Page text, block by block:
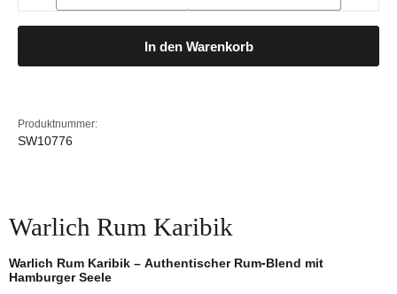
In den Warenkorb
Produktnummer:
SW10776
Warlich Rum Karibik
Warlich Rum Karibik – Authentischer Rum-Blend mit
Hamburger Seele